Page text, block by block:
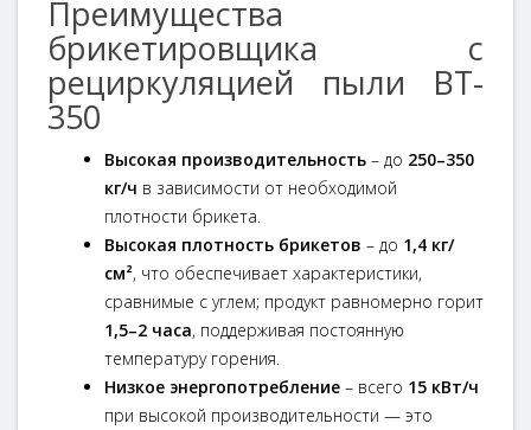
Преимущества
брикетировщика с
рециркуляцией пыли BT-
350
Высокая производительность – до 250–350
кг/ч в зависимости от необходимой
плотности брикета.
Высокая плотность брикетов – до 1,4 кг/
см², что обеспечивает характеристики,
сравнимые с углем; продукт равномерно горит
1,5–2 часа, поддерживая постоянную
температуру горения.
Низкое энергопотребление – всего 15 кВт/ч
при высокой производительности — это